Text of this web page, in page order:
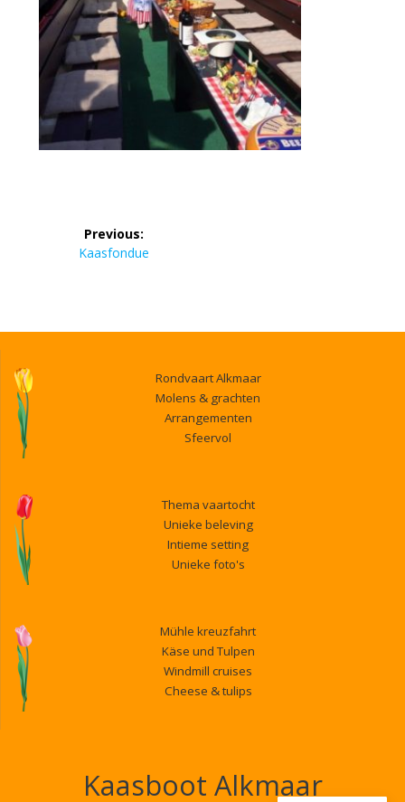
Bericht
navigatie
Previous:
Previous
Kaasfondue
Rondvaart Alkmaar
Molens & grachten
Arrangementen
Sfeervol
Thema vaartocht
Unieke beleving
Intieme setting
Unieke foto's
Mühle kreuzfahrt
Käse und Tulpen
Windmill cruises
Cheese & tulips
Kaasboot Alkmaar